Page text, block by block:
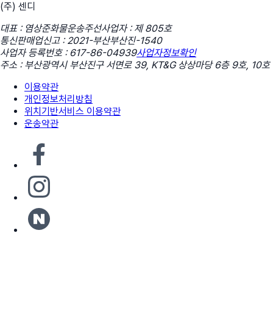
(주) 센디
대표 : 염상준화물운송주선사업자 : 제 805호
통신판매업신고 : 2021-부산부산진-1540
사업자 등록번호 : 617-86-04939사업자정보확인
주소 : 부산광역시 부산진구 서면로 39, KT&G 상상마당 6층 9호, 10호
이용약관
개인정보처리방침
위치기반서비스 이용약관
운송약관